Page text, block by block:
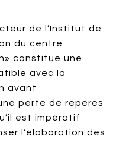
de l’Institut de
du centre
constitue une
avec la
avant
perte de repères
est impératif
l’élaboration des